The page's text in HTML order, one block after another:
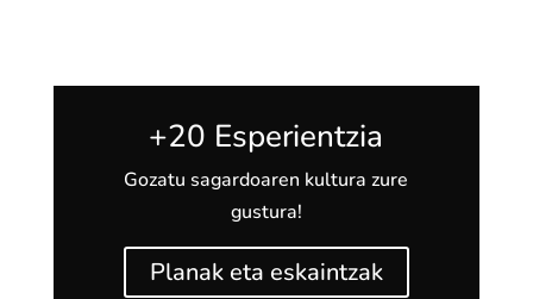
+20 Esperientzia
Gozatu sagardoaren kultura zure
gustura!
Planak eta eskaintzak